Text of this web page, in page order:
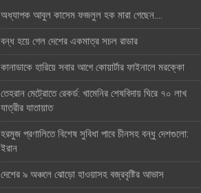
অধ্যাপক আবুল কাসেম ফজলুল হক মারা গেছেন….
বন্ধ হয়ে গেল দেশের একমাত্র সচল রাডার
কানাডাকে হারিয়ে সবার আগে কোয়ার্টার ফাইনালে মরক্কো
তেহরান মেট্রোতে রেকর্ড: খামেনির শেষবিদায় ঘিরে ৭০ লাখ
যাত্রীর যাতায়াত
হরমুজ প্রণালিতে বিশেষ সুবিধা পাবে চীনসহ বন্ধু দেশগুলো:
ইরান
দেশের ৯ অঞ্চলে ঝোড়ো হাওয়াসহ বজ্রবৃষ্টির আভাস